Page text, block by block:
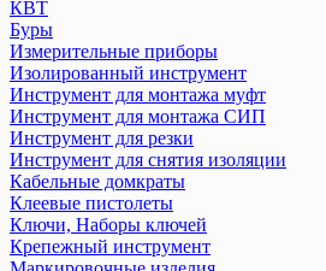
КВТ
Буры
Измерительные приборы
Изолированный инструмент
Инструмент для монтажа муфт
Инструмент для монтажа СИП
Инструмент для резки
Инструмент для снятия изоляции
Кабельные домкраты
Клеевые пистолеты
Ключи, Наборы ключей
Крепежный инструмент